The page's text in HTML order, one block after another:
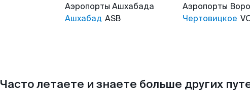
Аэропорты Ашхабада
Ашхабад ASB
Аэропорты
Чертовицкое
Часто летаете и знаете больше других